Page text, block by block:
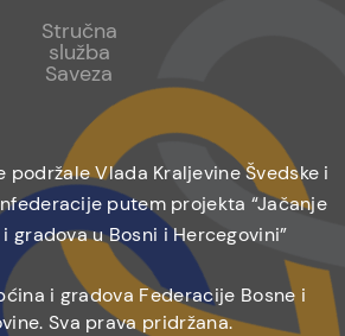
Stručna
služba
Saveza
podržale Vlada Kraljevine Švedske i
putem projekta “Jačanje
gradova u Bosni i Hercegovini”
i gradova Federacije Bosne i
Sva prava pridržana.